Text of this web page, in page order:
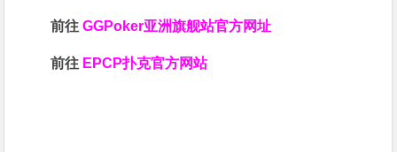
前往GGPoker亚洲旗舰站官方网址
前往 EPCP扑克官方网站